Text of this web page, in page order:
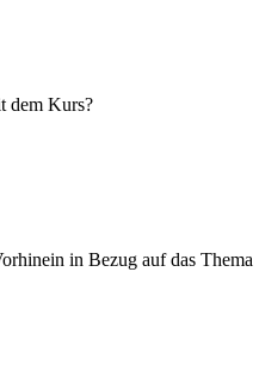
dem Kurs?
in Bezug auf das Thema